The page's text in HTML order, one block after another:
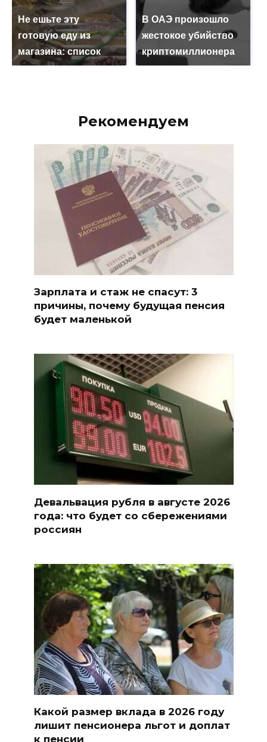
Не ешьте эту
готовую еду из
магазина: список
В ОАЭ произошло
жестокое убийство
криптомиллионера
Рекомендуем
Зарплата и стаж не спасут: 3
причины, почему будущая пенсия
будет маленькой
Девальвация рубля в августе 2026
года: что будет со сбережениями
россиян
Какой размер вклада в 2026 году
лишит пенсионера льгот и доплат
к пенсии